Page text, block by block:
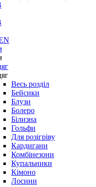
Весь розділ
Бейсики
Блузи
Болеро
Білизна
Гольфи
Для розігріву
Кардигани
Комбінезони
Купальники
Кімоно
Лосини